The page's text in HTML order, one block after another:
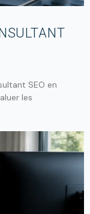
SEO en
les